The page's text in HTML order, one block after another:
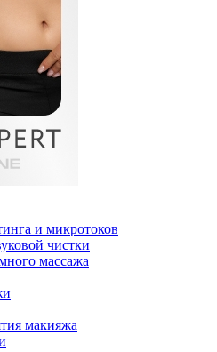
и микротоков
чистки
массажа
макияжа